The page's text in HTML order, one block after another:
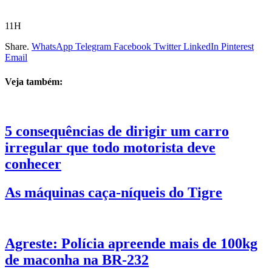
11H
Share. WhatsApp Telegram Facebook Twitter LinkedIn Pinterest
Email
Veja também:
5 consequências de dirigir um carro
irregular que todo motorista deve
conhecer
As máquinas caça-níqueis do Tigre
Agreste: Polícia apreende mais de 100kg
de maconha na BR-232